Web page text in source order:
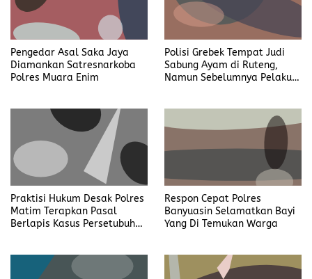
Pengedar Asal Saka Jaya
Diamankan Satresnarkoba
Polres Muara Enim
Polisi Grebek Tempat Judi
Sabung Ayam di Ruteng,
Namun Sebelumnya Pelaku
Praktisi Hukum Desak Polres
Matim Terapkan Pasal
Berlapis Kasus Persetubuhan
Respon Cepat Polres
Banyuasin Selamatkan Bayi
Yang Di Temukan Warga